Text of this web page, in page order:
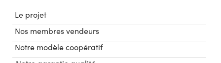
Le projet
Nos membres vendeurs
Notre modèle coopératif